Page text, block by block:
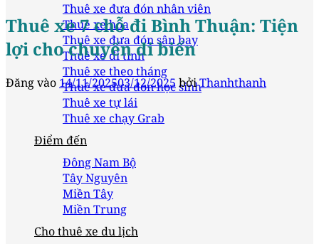
Thuê xe đưa đón nhân viên
Thuê xe hoa
Thuê xe đưa đón sân bay
Thuê xe đi tỉnh
Thuê xe theo tháng
Thuê xe đưa đón học sinh
Thuê xe tự lái
Thuê xe chạy Grab
Điểm đến
Đông Nam Bộ
Tây Nguyên
Miền Tây
Miền Trung
Cho thuê xe du lịch
Thuê xe 7 chỗ đi Bình Thuận: Tiện
lợi cho chuyến đi biển
Đăng vào 14/11/202503/12/2025bởiThanhthanh